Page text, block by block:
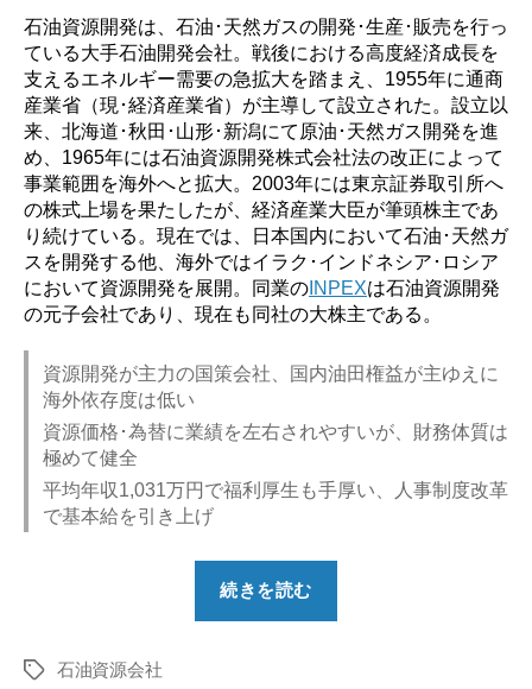
石油資源開発は、石油･天然ガスの開発･生産･販売を行っ
ている大手石油開発会社。戦後における高度経済成長を
支えるエネルギー需要の急拡大を踏まえ、1955年に通商
産業省（現･経済産業省）が主導して設立された。設立以
来、北海道･秋田･山形･新潟にて原油･天然ガス開発を進
め、1965年には石油資源開発株式会社法の改正によって
事業範囲を海外へと拡大。2003年には東京証券取引所へ
の株式上場を果たしたが、経済産業大臣が筆頭株主であ
り続けている。現在では、日本国内において石油･天然ガ
スを開発する他、海外ではイラク･インドネシア･ロシア
において資源開発を展開。同業のINPEXは石油資源開発
の元子会社であり、現在も同社の大株主である。
資源開発が主力の国策会社、国内油田権益が主ゆえに
海外依存度は低い
資源価格･為替に業績を左右されやすいが、財務体質は
極めて健全
平均年収1,031万円で福利厚生も手厚い、人事制度改革
で基本給を引き上げ
続きを読む
タ
石油資源会社